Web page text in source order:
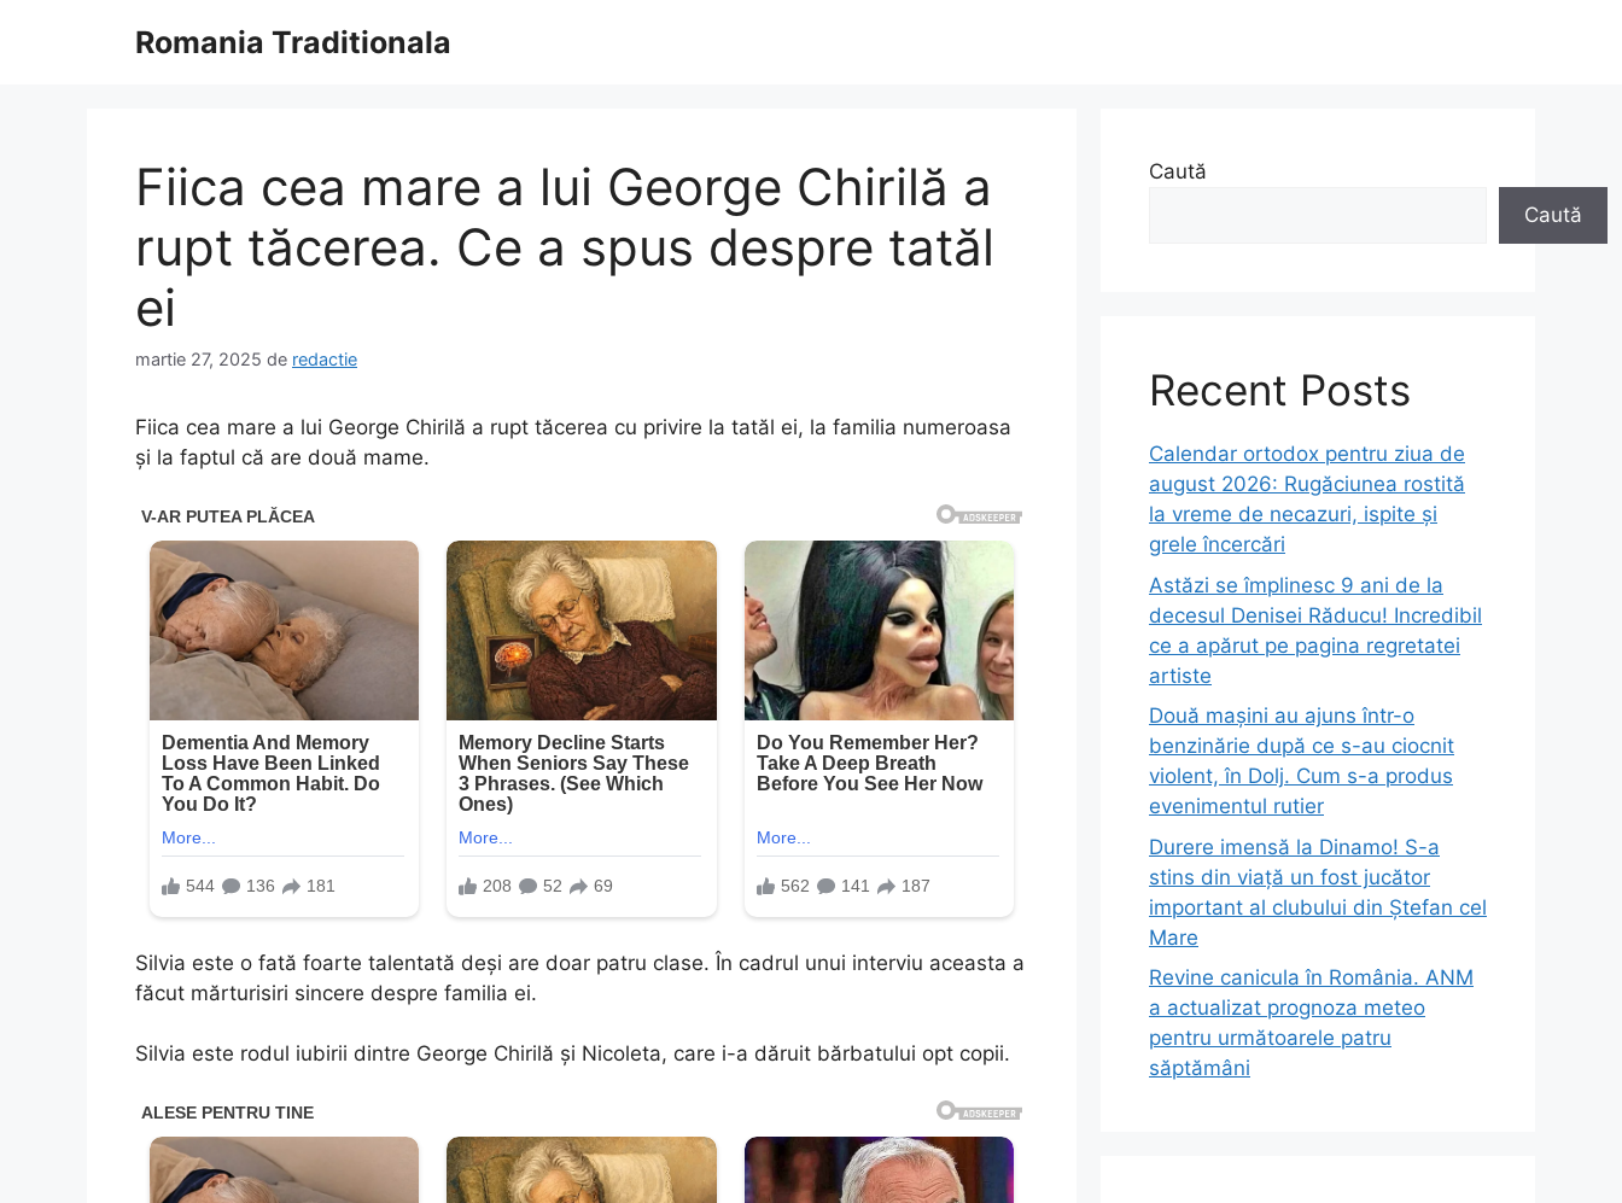
Romania Traditionala
Fiica cea mare a lui George Chirilă a
rupt tăcerea. Ce a spus despre tatăl
ei
martie 27, 2025 de redactie
Fiica cea mare a lui George Chirilă a rupt tăcerea cu privire la tatăl ei, la familia numeroasa
și la faptul că are două mame.
Silvia este o fată foarte talentată deși are doar patru clase. În cadrul unui interviu aceasta a
făcut mărturisiri sincere despre familia ei.
Silvia este rodul iubirii dintre George Chirilă și Nicoleta, care i-a dăruit bărbatului opt copii.
Caută
Caută
Recent Posts
Calendar ortodox pentru ziua de
august 2026: Rugăciunea rostită
la vreme de necazuri, ispite și
grele încercări
Astăzi se împlinesc 9 ani de la
decesul Denisei Răducu! Incredibil
ce a apărut pe pagina regretatei
artiste
Două mașini au ajuns într-o
benzinărie după ce s-au ciocnit
violent, în Dolj. Cum s-a produs
evenimentul rutier
Durere imensă la Dinamo! S-a
stins din viață un fost jucător
important al clubului din Ștefan cel
Mare
Revine canicula în România. ANM
a actualizat prognoza meteo
pentru următoarele patru
săptămâni